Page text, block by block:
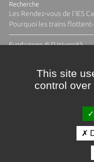
Recherche
Les Rendez-vous de l'IES
Pourquoi les trains flottent-
Fundazione di l'Università
Crédits et mentions légales
This site
control